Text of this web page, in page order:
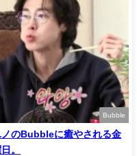
Bubble
ノのBubbleに癒やされる金
。